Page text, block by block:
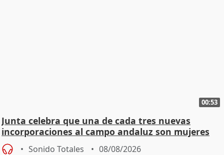
00:53
Junta celebra que una de cada tres nuevas
incorporaciones al campo andaluz son mujeres
jóvenes
Sonido Totales 08/08/2026